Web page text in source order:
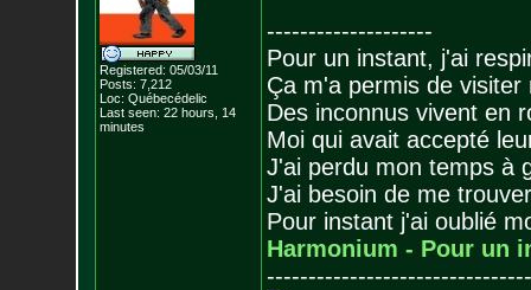
Registered: 05/03/11
Posts: 7,212
Loc: Québecédelic
Last seen: 22 hours, 14
minutes
--------------------
Pour un instant, j'ai
Ça m'a permis de visiter
Des inconnus vivent en
Moi qui avait accepté
J'ai perdu mon temps à
J'ai besoin de me
Pour instant j'ai oublié
Harmonium - Pour un
--------------------------------